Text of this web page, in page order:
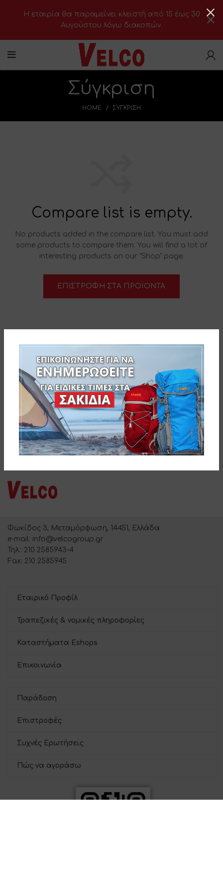
Σύγκριση
HOME ΣΎΓΚΡΙΣΗ
Compare list is empty.
No products added in the compare list. You must add
some products to compare them. You will find a lot of
interesting products on our "Shop" page.
ΕΠΙΣΤΡΟΦΉ ΣΤΑ ΠΡΟΪΌΝΤΑ
Φωκίδος 3, Μεταμόρφωση, 14451, Ελλάδα
e-mail: info@velcogroup.gr
Τηλ.: 210 2585943-4
Fax: 210 2585945
Εταιρικό Προφίλ
Τραπεζικές & νομικές πληροφορίες
Καταστήματα Eshops
Επικοινωνία
Παράδοση
Επιστροφές
Συχνές Ερωτήσεις
Πώς να αγοράσω
H εταιρία θα παραμείνει κλειστή από 15 έως 30
Αυγούστου λόγω διακοπών.